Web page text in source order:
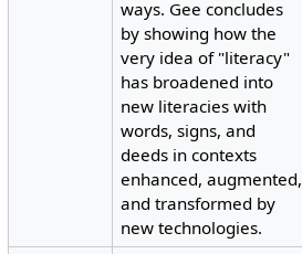
ways. Gee concludes
by showing how the
very idea of "literacy"
has broadened into
new literacies with
words, signs, and
deeds in contexts
enhanced, augmented,
and transformed by
new technologies.